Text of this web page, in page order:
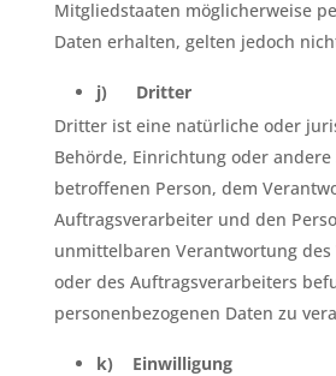
Mitgliedstaaten möglicherweise
Daten erhalten, gelten jedoch
j) Dritter
Dritter ist eine natürliche oder
Behörde, Einrichtung oder
betroffenen Person, dem
Auftragsverarbeiter und den
unmittelbaren Verantwortung
oder des Auftragsverarbeiters
personenbezogenen Daten zu
k) Einwilligung